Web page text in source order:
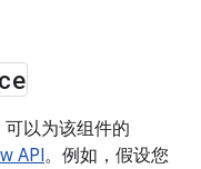
以为该组件的
API。例如，假设您